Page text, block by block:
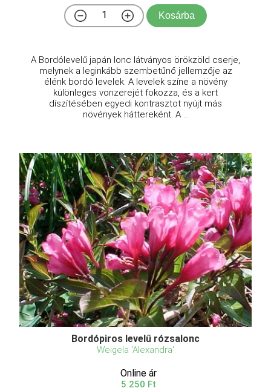
Kosárba
A Bordólevelű japán lonc látványos örökzöld cserje,
melynek a leginkább szembetűnő jellemzője az
élénk bordó levelek. A levelek színe a növény
különleges vonzerejét fokozza, és a kert
díszítésében egyedi kontrasztot nyújt más
növények háttereként. A ...
Bordópiros levelű rózsalonc
Weigela 'Alexandra'
Online ár
5 250 Ft